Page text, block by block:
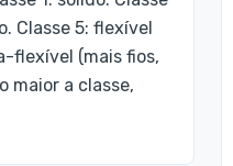
Classe 5: flexível
flexível (mais fios,
maior a classe,